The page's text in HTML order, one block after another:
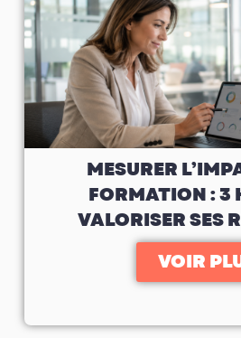
MESURER
FORMATION : 3
VALORISER SES
VOIR